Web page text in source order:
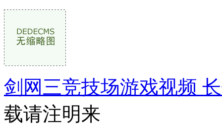
剑网三竞技场游戏视频
载请注明来